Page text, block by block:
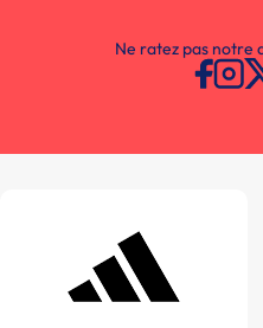
Ne ratez pas notre